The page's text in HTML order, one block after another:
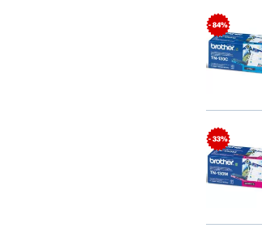
- 84%
- 33%